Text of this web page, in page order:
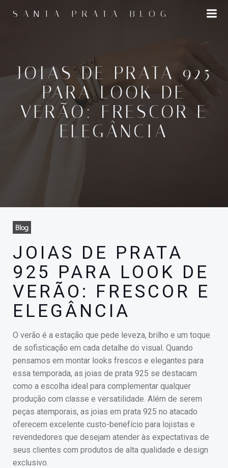
para
SANTA PRATA BLOG
JOIAS DE PRATA 925
PARA LOOK DE
VERÃO: FRESCOR E
ELEGÂNCIA
Blog
JOIAS DE PRATA
925 PARA LOOK DE
VERÃO: FRESCOR E
ELEGÂNCIA
O verão é a estação que pede leveza, brilho e um toque
de sofisticação em cada detalhe do visual. Quando
pensamos em montar looks frescos e elegantes para
essa temporada, as joias de prata 925 se destacam
como a escolha ideal para complementar qualquer
produção com classe e versatilidade. Além de serem
peças atemporais, as joias em prata 925 no atacado
oferecem excelente custo-benefício para lojistas e
revendedores que desejam atender às expectativas de
seus clientes com produtos de alta qualidade e design
exclusivo.